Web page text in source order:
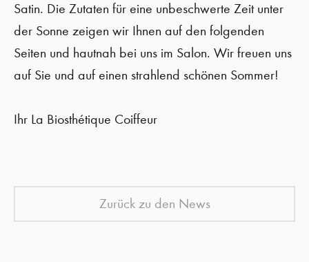
Satin. Die Zutaten für eine unbeschwerte Zeit unter
der Sonne zeigen wir Ihnen auf den folgenden
Seiten und hautnah bei uns im Salon. Wir freuen uns
auf Sie und auf einen strahlend schönen Sommer!
Ihr La Biosthétique Coiffeur
Zurück zu den News